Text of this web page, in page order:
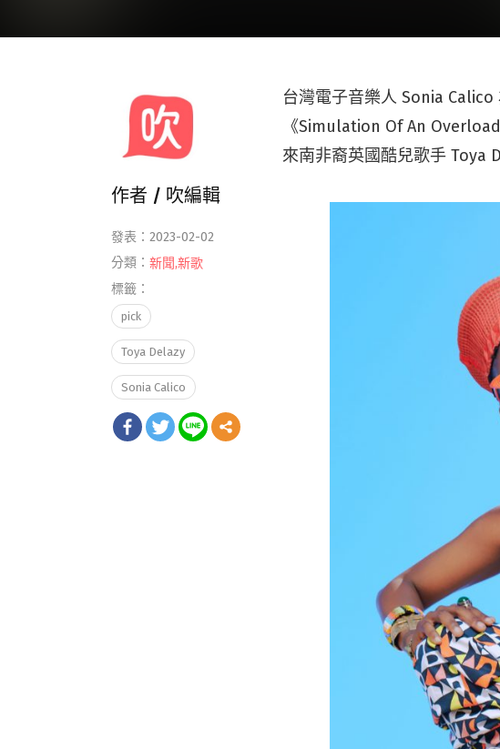
台灣電子音樂人 Sonia
《Simulation Of An
來南非裔英國酷兒歌手 Toya
作者 / 吹編輯
發表：2023-02-02
分類： 新聞,新歌
標籤：
pick
Toya Delazy
Sonia Calico